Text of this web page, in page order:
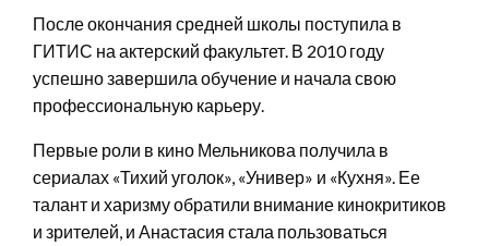
После окончания средней школы поступила в
ГИТИС на актерский факультет. В 2010 году
успешно завершила обучение и начала свою
профессиональную карьеру.
Первые роли в кино Мельникова получила в
сериалах «Тихий уголок», «Универ» и «Кухня». Ее
талант и харизму обратили внимание кинокритиков
и зрителей, и Анастасия стала пользоваться